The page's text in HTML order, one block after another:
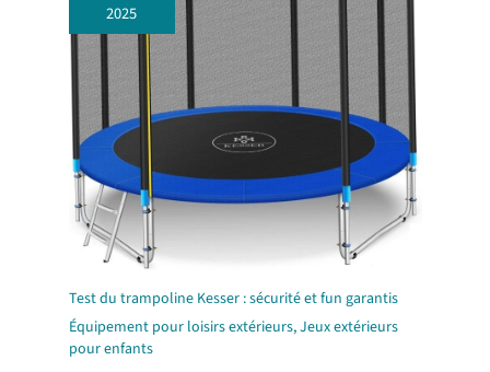
2025
Test du trampoline Kesser : sécurité et fun garantis
Équipement pour loisirs extérieurs,Jeux extérieurs
pour enfants